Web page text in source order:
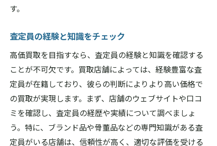
奈良県の特産品に詳しい店舗
市場価格の情報源を見つける
高価買取を目指すなら奈良県の実績ある店舗を
チェック
実績が信頼の証となる理由
長年の経験が買取価格に与える影響
実績ある店舗の査定基準
す。
査定員の経験と知識をチェック
高価買取を目指すなら、査定員の経験と知識を確認する
ことが不可欠です。買取店舗によっては、経験豊富な査
定員が在籍しており、彼らの判断によりより高い価格で
の買取が実現します。まず、店舗のウェブサイトや口コ
ミを確認し、査定員の経歴や実績について調べましょ
う。特に、ブランド品や骨董品などの専門知識がある査
定員がいる店舗は、信頼性が高く、適切な評価を受ける